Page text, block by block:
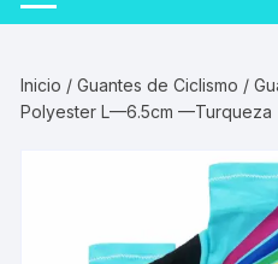
Inicio /Guantes de Ciclismo /
Polyester L—6.5cm —Turqueza